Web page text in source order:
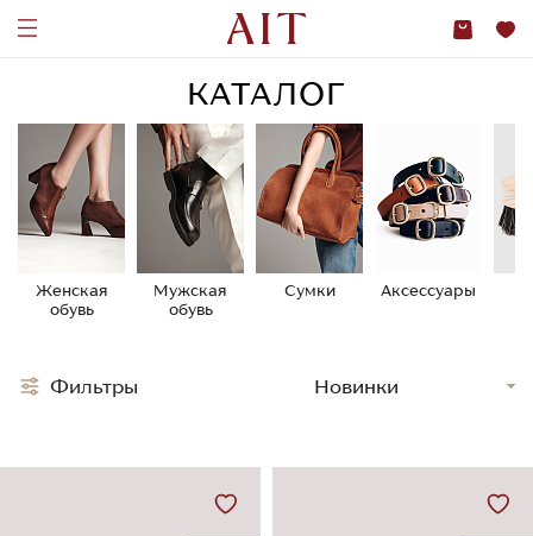
КАТАЛОГ
Женская
обувь
Мужская
обувь
Сумки Аксессуары
Фильтры